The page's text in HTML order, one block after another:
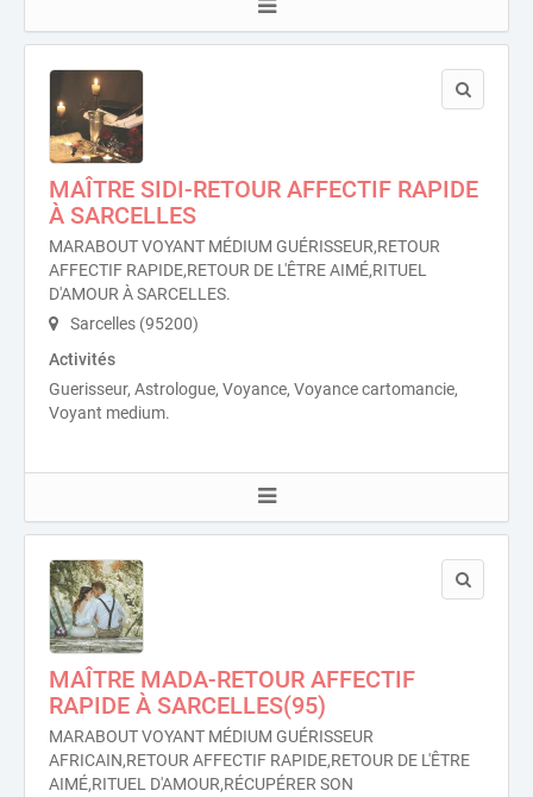
MAÎTRE SIDI-RETOUR AFFECTIF RAPIDE
À SARCELLES
MARABOUT VOYANT MÉDIUM GUÉRISSEUR,RETOUR
AFFECTIF RAPIDE,RETOUR DE L'ÊTRE AIMÉ,RITUEL
D'AMOUR À SARCELLES.
Sarcelles (95200)
Activités
Guerisseur, Astrologue, Voyance, Voyance cartomancie,
Voyant medium.
MAÎTRE MADA-RETOUR AFFECTIF
RAPIDE À SARCELLES(95)
MARABOUT VOYANT MÉDIUM GUÉRISSEUR
AFRICAIN,RETOUR AFFECTIF RAPIDE,RETOUR DE L'ÊTRE
AIMÉ,RITUEL D'AMOUR,RÉCUPÉRER SON